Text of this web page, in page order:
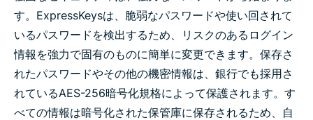
す。ExpressKeysは、脆弱なパスワードや使い回されて
いるパスワードを検出するため、リスクのあるログイン
情報を強力で固有のものに簡単に変更できます。保存さ
れたパスワードやその他の機密情報は、銀行でも採用さ
れているAES-256暗号化規格によって保護されます。す
べての情報は暗号化された保管庫に保存されるため、自